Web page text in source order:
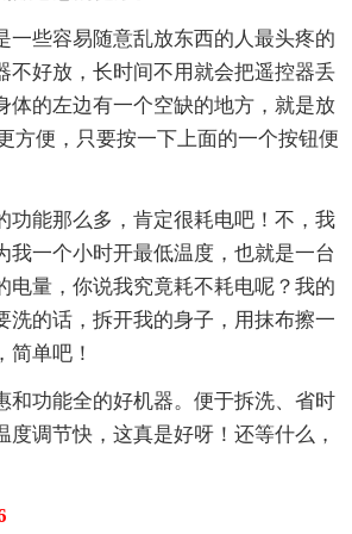
些容易随意乱放东西的人最头疼的
不好放，长时间不用就会把遥控器丢
体的左边有一个空缺的地方，就是放
方便，只要按一下上面的一个按钮便
能那么多，肯定很耗电吧！不，我
我一个小时开最低温度，也就是一台
电量，你说我究竟耗不耗电呢？我的
洗的话，拆开我的身子，用抹布擦一
简单吧！
功能全的好机器。便于拆洗、省时
度调节快，这真是好呀！还等什么，